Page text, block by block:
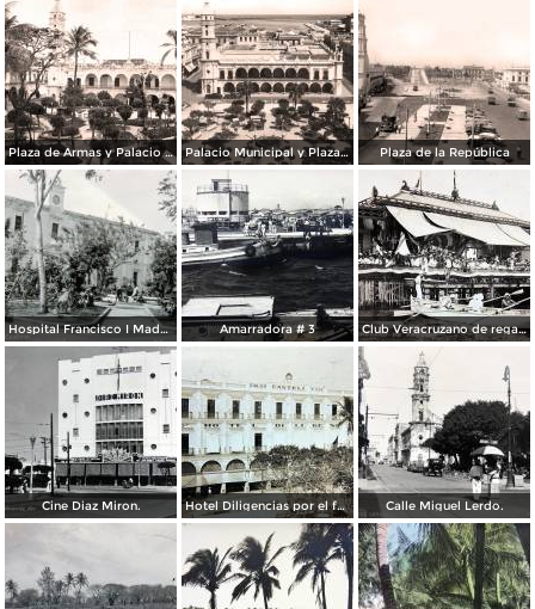
Plaza de Armas y Palacio Municipal Palacio Municipal y Plaza de Armas Plaza de la República
Hospital Francisco I Madero. Amarradora # 3 Club Veracruzano de regatas.
Cine Diaz Miron. Hotel Diligencias por el fotografo Walter E Hadsell. ( Circulada el 17 de Febrero de 1914 ). Calle Miguel Lerdo.